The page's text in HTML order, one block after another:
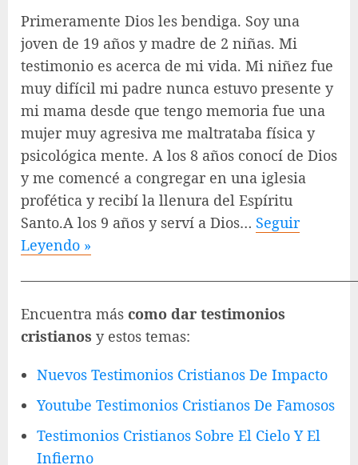
Primeramente Dios les bendiga. Soy una
joven de 19 años y madre de 2 niñas. Mi
testimonio es acerca de mi vida. Mi niñez fue
muy difícil mi padre nunca estuvo presente y
mi mama desde que tengo memoria fue una
mujer muy agresiva me maltrataba física y
psicológica mente. A los 8 años conocí de Dios
y me comencé a congregar en una iglesia
profética y recibí la llenura del Espíritu
Santo.A los 9 años y serví a Dios… Seguir
Leyendo »
Encuentra más como dar testimonios
cristianos y estos temas:
Nuevos Testimonios Cristianos De Impacto
Youtube Testimonios Cristianos De Famosos
Testimonios Cristianos Sobre El Cielo Y El
Infierno